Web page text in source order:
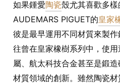
如果鍾愛陶瓷殼尤其喜歡多
AUDEMARS PIGUET的皇家
彼是最早運用不同材質來製
往曾在皇家橡樹系列中，使
屬、航太科技合金甚至是鍛
材質領域的創新。雖然陶瓷